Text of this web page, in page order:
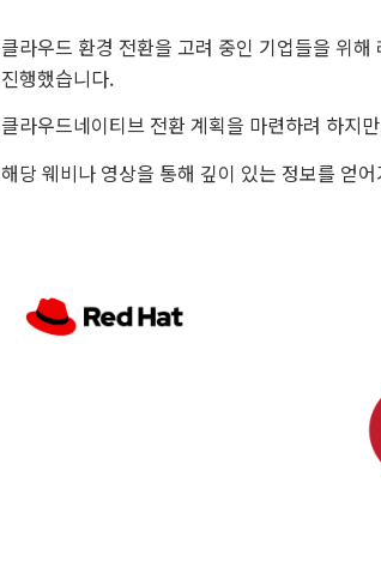
클라우드 환경 전환을 고려 중인 기업들을 위해
진행했습니다.
클라우드네이티브 전환 계획을 마련하려 하지
해당 웨비나 영상을 통해 깊이 있는 정보를 얻